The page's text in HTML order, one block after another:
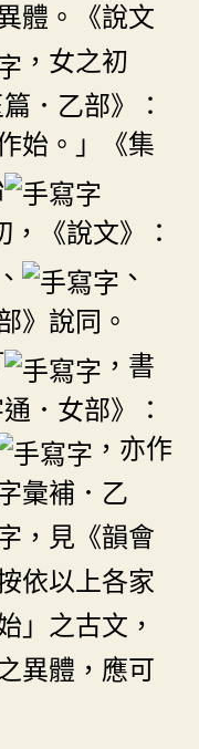
體。《說文
，女之初
．乙部》：
始。」《集
，《說文》：
、
、
》說同。
，書
．女部》：
，亦作
彙補．乙
，見《韻會
依以上各家
」之古文，
異體，應可